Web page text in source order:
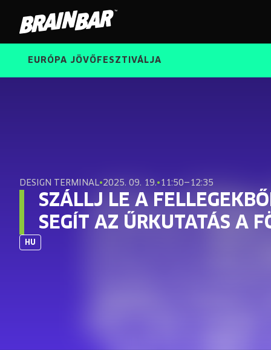
Bar
EURÓPA JÖVŐFESZTIVÁLJA
DESIGN TERMINAL•2025. 09. 19.• 11:50—12:35
SZÁLLJ LE A
SEGÍT AZ ŰRKUTATÁS A
HU